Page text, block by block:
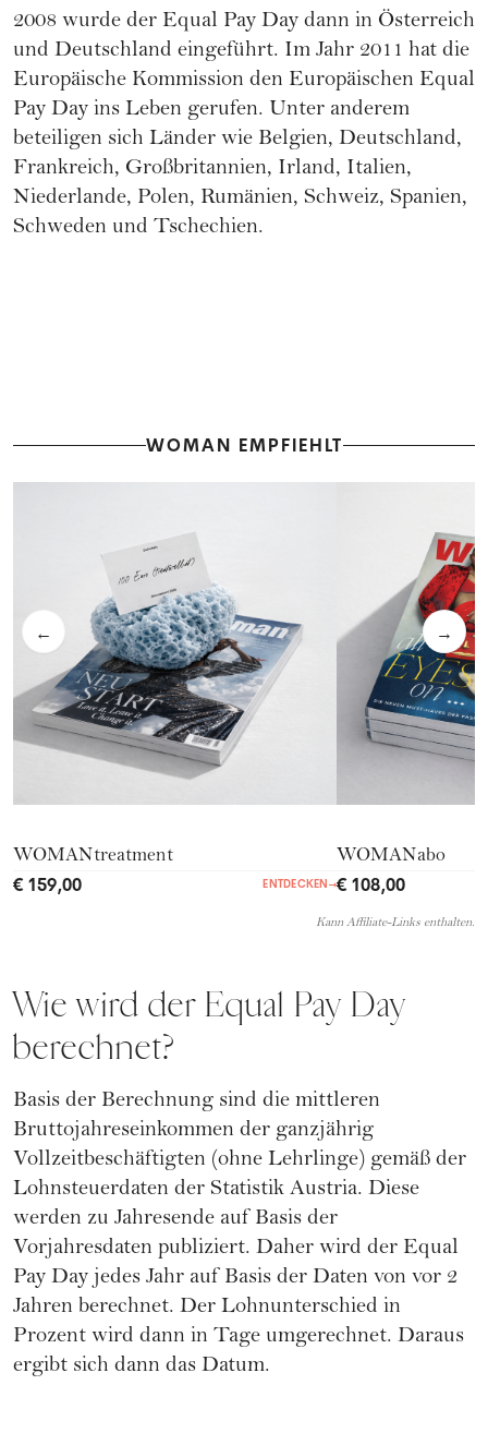
2008 wurde der Equal Pay Day dann in Österreich
und Deutschland eingeführt. Im Jahr 2011 hat die
Europäische Kommission den Europäischen Equal
Pay Day ins Leben gerufen. Unter anderem
beteiligen sich Länder wie Belgien, Deutschland,
Frankreich, Großbritannien, Irland, Italien,
Niederlande, Polen, Rumänien, Schweiz, Spanien,
Schweden und Tschechien.
WOMAN EMPFIEHLT
← →
WOMANtreatment
€ 159,00 ENTDECKEN →
WOMANabo
€ 108,00
Kann Affiliate-Links enthalten.
Wie wird der Equal Pay Day
berechnet?
Basis der Berechnung sind die mittleren
Bruttojahreseinkommen der ganzjährig
Vollzeitbeschäftigten (ohne Lehrlinge) gemäß der
Lohnsteuerdaten der Statistik Austria. Diese
werden zu Jahresende auf Basis der
Vorjahresdaten publiziert. Daher wird der Equal
Pay Day jedes Jahr auf Basis der Daten von vor 2
Jahren berechnet. Der Lohnunterschied in
Prozent wird dann in Tage umgerechnet. Daraus
ergibt sich dann das Datum.